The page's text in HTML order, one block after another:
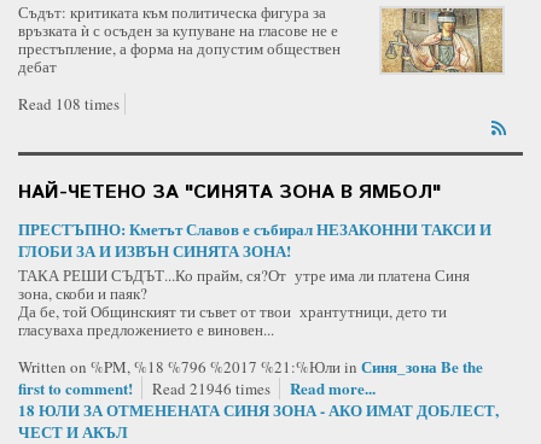
Съдът: критиката към политическа фигура за
връзката ѝ с осъден за купуване на гласове не е
престъпление, а форма на допустим обществен
дебат
Read 108 times
НАЙ-ЧЕТЕНО ЗА "СИНЯТА ЗОНА В ЯМБОЛ"
ПРЕСТЪПНО: Кметът Славов е събирал НЕЗАКОННИ ТАКСИ И
ГЛОБИ ЗА И ИЗВЪН СИНЯТА ЗОНА!
ТАКА РЕШИ СЪДЪТ...Ко прайм, ся?От утре има ли платена Синя
зона, скоби и паяк?
Да бе, той Общинският ти съвет от твои хрантутници, дето ти
гласуваха предложението е виновен...
Written on %PM, %18 %796 %2017 %21:%Юлиin Синя_зонаBe the
first to comment!
Read 21946 times
Read more...
18 ЮЛИ ЗА ОТМЕНЕНАТА СИНЯ ЗОНА - АКО ИМАТ ДОБЛЕСТ,
ЧЕСТ И АКЪЛ